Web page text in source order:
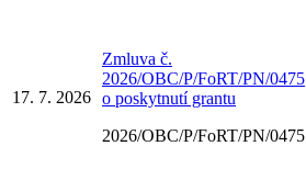
17. 7. 2026
Zmluva č.
2026/OBC/P/FoRT/PN/0475
o poskytnutí grantu
2026/OBC/P/FoRT/PN/0475